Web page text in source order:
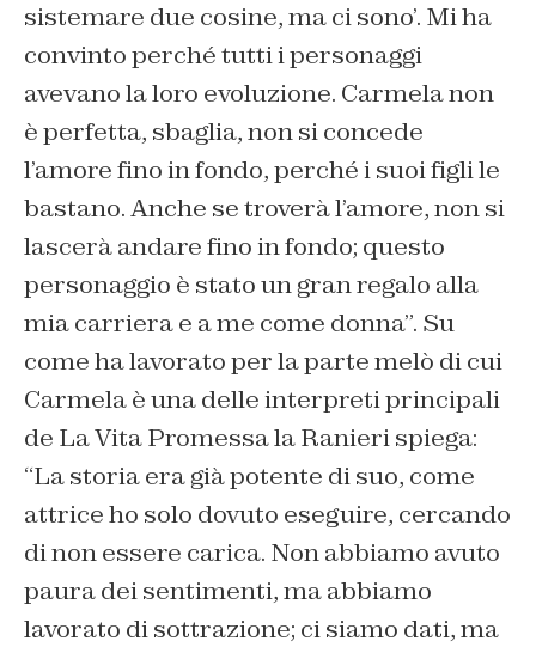
sistemare due cosine, ma ci sono’. Mi ha
convinto perché tutti i personaggi
avevano la loro evoluzione. Carmela non
è perfetta, sbaglia, non si concede
l’amore fino in fondo, perché i suoi figli le
bastano. Anche se troverà l’amore, non si
lascerà andare fino in fondo; questo
personaggio è stato un gran regalo alla
mia carriera e a me come donna”. Su
come ha lavorato per la parte melò di cui
Carmela è una delle interpreti principali
de La Vita Promessa la Ranieri spiega:
“La storia era già potente di suo, come
attrice ho solo dovuto eseguire, cercando
di non essere carica. Non abbiamo avuto
paura dei sentimenti, ma abbiamo
lavorato di sottrazione; ci siamo dati, ma